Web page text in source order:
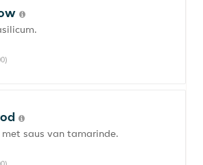
saus van tamarinde.